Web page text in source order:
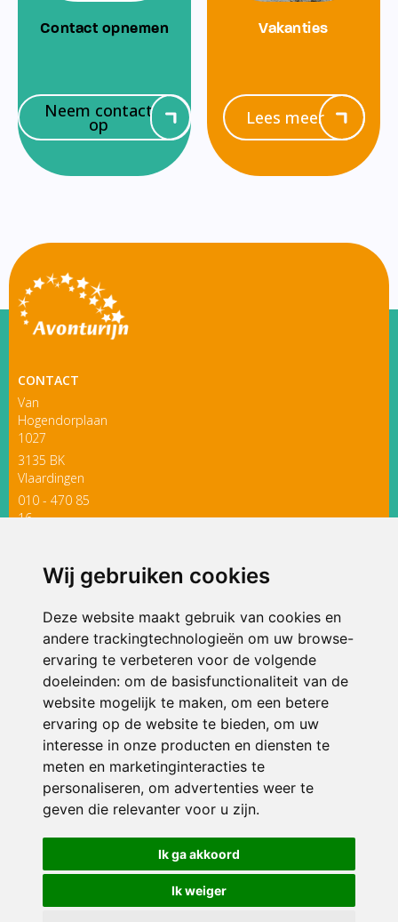
Wij gebruiken cookies
Deze website maakt gebruik van cookies en
andere trackingtechnologieën om uw browse-
ervaring te verbeteren voor de volgende
doeleinden: om de basisfunctionaliteit van de
website mogelijk te maken, om een betere
ervaring op de website te bieden, om uw
interesse in onze producten en diensten te
meten en marketinginteracties te
personaliseren, om advertenties weer te
geven die relevanter voor u zijn.
Ik ga akkoord
Ik weiger
Contact opnemen
Neem contact
op
Vakanties
Lees meer
CONTACT
Van
Hogendorplaan
1027
3135 BK
Vlaardingen
010 - 470 85
16
ONDERDEEL VAN
© 2026 Avonturijn | Alle rechten voorbehouden
Privacy policy|Disclaimer| Klachtenregeling|RSIN en Anbi
voorkeuren
Crealisatie The MindOffice